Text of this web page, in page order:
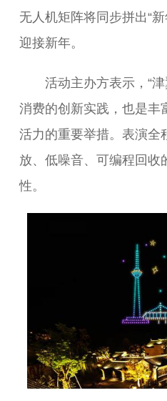
无人机矩阵将同步拼出“
迎接新年。
活动主办方表示，“津
消费的创新实践，也是丰
活力的重要举措。表演全
放、低噪音、可编程回收
性。